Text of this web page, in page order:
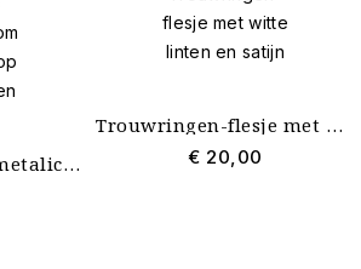
4Glazen flesje met metalic ornamenten om trouwringen op te presenteren
Trouwringen-flesje met witte linten en satijn
€ 20,00